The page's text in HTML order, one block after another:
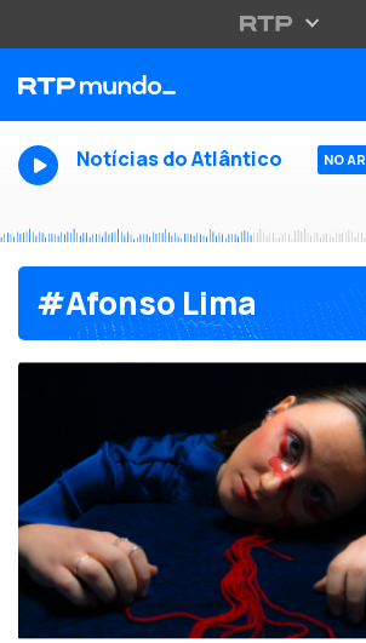
Notícias do Atlântico NO AR
#Afonso Lima